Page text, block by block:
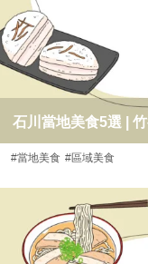
石川當地美食5選 |
#當地美食 #區域美食